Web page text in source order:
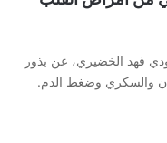
فهد الخضيري، عن بذور
والسكري وضغط الدم.